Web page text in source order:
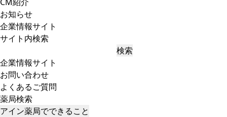
お知らせ
企業情報サイト
サイト内検索
検索
企業情報サイト
お問い合わせ
よくあるご質問
薬局検索
アイン薬局でできること